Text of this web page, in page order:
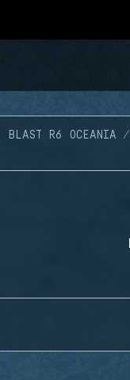
BLAST R6 OCEANIA